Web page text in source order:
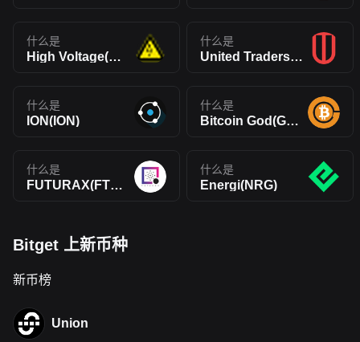
什么是
High Voltage(HVCO)
什么是
United Traders Token(UTT)
什么是
ION(ION)
什么是
Bitcoin God(GOD)
什么是
FUTURAX(FTXT)
什么是
Energi(NRG)
Bitget 上新币种
新币榜
Union